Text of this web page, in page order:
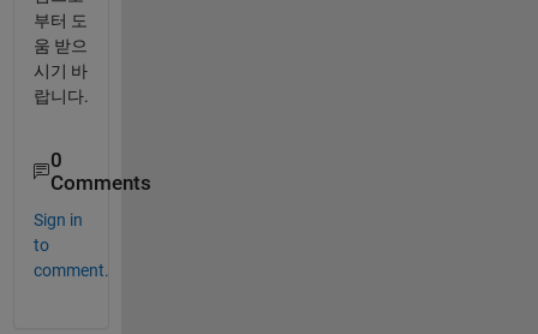
부터 도
움 받으
시기 바
랍니다.
0
Comments
Sign in
to
comment.